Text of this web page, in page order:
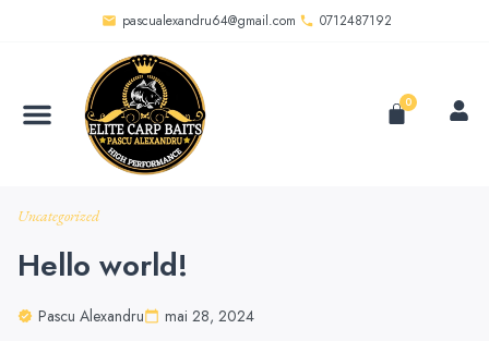
pascualexandru64@gmail.com 0712487192
0
Uncategorized
Hello world!
Pascu Alexandru mai 28, 2024